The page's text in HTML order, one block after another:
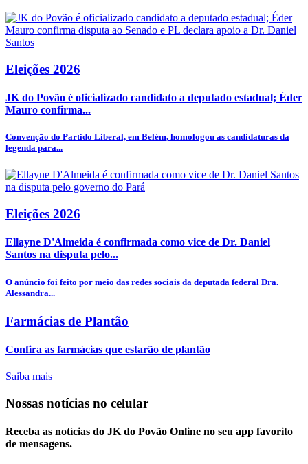
Eleições 2026
JK do Povão é oficializado candidato a deputado estadual; Éder
Mauro confirma...
Convenção do Partido Liberal, em Belém, homologou as candidaturas da
legenda para...
Eleições 2026
Ellayne D'Almeida é confirmada como vice de Dr. Daniel
Santos na disputa pelo...
O anúncio foi feito por meio das redes sociais da deputada federal Dra.
Alessandra...
Farmácias de Plantão
Confira as farmácias que estarão de plantão
Saiba mais
Nossas notícias no celular
Receba as notícias do JK do Povão Online no seu app favorito
de mensagens.